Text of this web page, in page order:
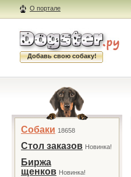
О портале
Добавь свою собаку!
Собаки 18658
Стол заказов Новинка!
Биржа
щенков Новинка!